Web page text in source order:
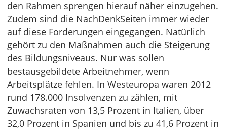
den Rahmen sprengen hierauf näher einzugehen.
Zudem sind die NachDenkSeiten immer wieder
auf diese Forderungen eingegangen. Natürlich
gehört zu den Maßnahmen auch die Steigerung
des Bildungsniveaus. Nur was sollen
bestausgebildete Arbeitnehmer, wenn
Arbeitsplätze fehlen. In Westeuropa waren 2012
rund 178.000 Insolvenzen zu zählen, mit
Zuwachsraten von 13,5 Prozent in Italien, über
32,0 Prozent in Spanien und bis zu 41,6 Prozent in